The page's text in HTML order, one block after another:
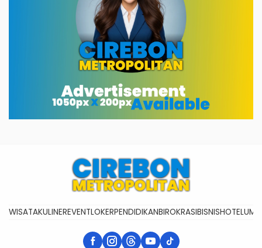
WISATAKULINEREVENTLOKERPENDIDIKANBIROKRASIBISNISHOTEL